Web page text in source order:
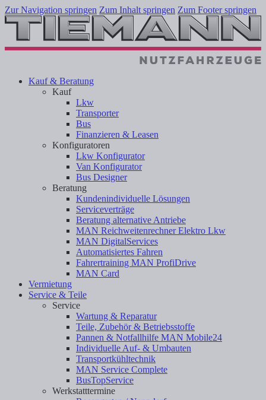
Zur Navigation springen Zum Inhalt springen Zum Footer springen
Kauf & Beratung
Kauf
Lkw
Transporter
Bus
Finanzieren & Leasen
Konfiguratoren
Lkw Konfigurator
Van Konfigurator
Bus Designer
Beratung
Kundenindividuelle Lösungen
Serviceverträge
Beratung alternative Antriebe
MAN Reichweitenrechner Elektro Lkw
MAN DigitalServices
Automatisiertes Fahren
Fahrertraining MAN ProfiDrive
MAN Card
Vermietung
Service & Teile
Service
Wartung & Reparatur
Teile, Zubehör & Betriebsstoffe
Pannen & Notfallhilfe MAN Mobile24
Individuelle Auf- & Umbauten
Transportkühltechnik
MAN Service Complete
BusTopService
Werkstatttermine